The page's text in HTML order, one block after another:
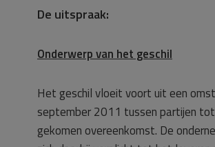
De uitspraak:
Onderwerp van het geschil
Het geschil vloeit voort uit een
september 2011 tussen partijen
gekomen overeenkomst. De